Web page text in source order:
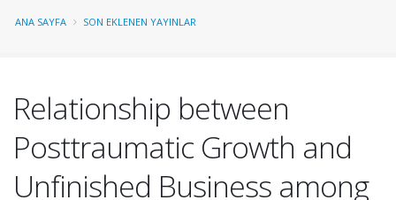
ANA SAYFA SON EKLENEN YAYINLAR
Relationship between
Posttraumatic Growth and
Unfinished Business among